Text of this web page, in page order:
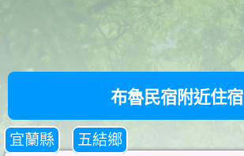
布魯民宿附近住宿
宜蘭縣 五結鄉